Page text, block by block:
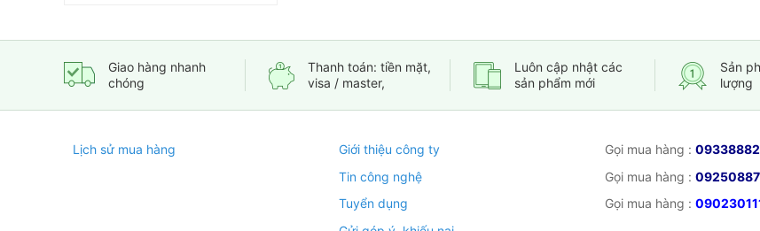
Giao hàng nhanh
chóng
Thanh toán: tiền mặt,
visa / master,
Luôn cập nhật các
sản phẩm mới
Sản
lượng
Lịch sử mua hàng
Giới thiệu công ty
Tin công nghệ
Tuyển dụng
Gọi mua hàng :
Gọi mua hàng :
Gọi mua hàng :